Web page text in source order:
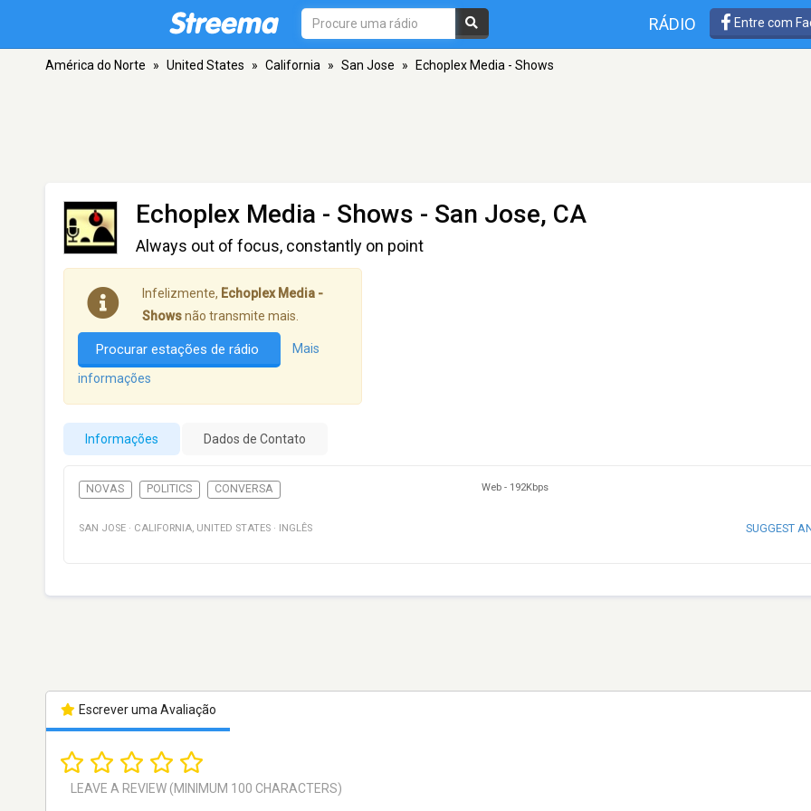
RÁDIO Entre com
América do Norte » United States » California » San Jose » Echoplex Media - Shows
Echoplex Media - Shows - San Jose, CA
Always out of focus, constantly on point
Infelizmente, Echoplex Media -
Showsnão transmite mais.
Procurar estações de rádio Mais
informações
Informações Dados de Contato
NOVAS POLITICS CONVERSA Web - 192Kbps
SAN JOSE · CALIFORNIA, UNITED STATES · INGLÊS SUGGEST
Escrever uma Avaliação